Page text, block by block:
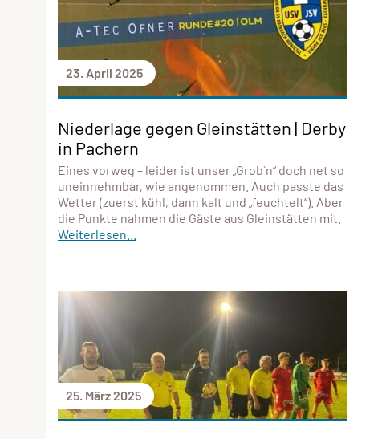
23. April 2025
Niederlage gegen Gleinstätten | Derby
in Pachern
Eines vorweg – leider ist unser „Grob`n“ doch net so
uneinnehmbar, wie angenommen. Auch passte das
Wetter (zuerst kühl, dann kalt und „feuchtelt“). Aber
die Punkte nahmen die Gäste aus Gleinstätten mit.
Weiterlesen...
25. März 2025